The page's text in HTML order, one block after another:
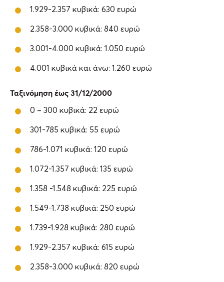
1.929-2.357 κυβικά: 630 ευρώ
2.358-3.000 κυβικά: 840 ευρώ
3.001-4.000 κυβικά: 1.050 ευρώ
4.001 κυβικά και άνω: 1.260 ευρώ
Ταξινόμηση έως 31/12/2000
0 – 300 κυβικά: 22 ευρώ
301-785 κυβικά: 55 ευρώ
786-1.071 κυβικά: 120 ευρώ
1.072-1.357 κυβικά: 135 ευρώ
1.358 -1.548 κυβικά: 225 ευρώ
1.549-1.738 κυβικά: 250 ευρώ
1.739-1.928 κυβικά: 280 ευρώ
1.929-2.357 κυβικά: 615 ευρώ
2.358-3.000 κυβικά: 820 ευρώ